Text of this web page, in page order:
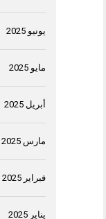
يونيو 2025
مايو 2025
أبريل 2025
مارس 2025
فبراير 2025
يناير 2025